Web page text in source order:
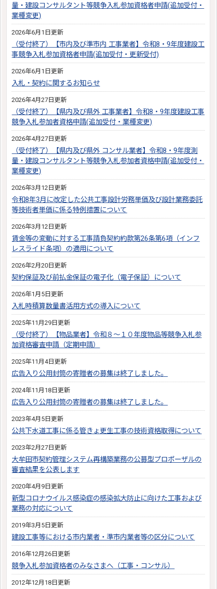
量・建設コンサルタント等競争入札参加資格者申請(追加受付・
業種変更)
2026年6月1日更新
（受付終了）【市内及び準市内 工事業者】令和8・9年度建設工
事競争入札参加資格者申請(追加受付・更新受付)
2026年6月1日更新
入札・契約に関するお知らせ
2026年4月27日更新
（受付終了）【県内及び県外 工事業者】令和8・9年度建設工事
競争入札参加者資格申請(追加受付・業種変更)
2026年4月27日更新
（受付終了）【県内及び県外 コンサル業者】令和8・9年度測
量・建設コンサルタント等競争入札参加者資格申請(追加受付・
業種変更)
2026年3月12日更新
令和8年3月に改定した公共工事設計労務単価及び設計業務委託
等技術者単価に係る特例措置について
2026年3月12日更新
賃金等の変動に対する工事請負契約約款第26条第6項（インフ
レスライド条項）の適用について
2026年2月20日更新
契約保証及び前払金保証の電子化（電子保証）について
2026年1月5日更新
入札時積算数量書活用方式の導入について
2025年11月29日更新
（受付終了）【物品業者】令和８～１０年度物品等競争入札参
加資格審査申請（定期申請）
2025年11月4日更新
広告入り公用封筒の寄贈者の募集は終了しました。
2024年11月18日更新
広告入り公用封筒の寄贈者の募集は終了しました。
2023年4月5日更新
公共下水道工事に係る管きょ更生工事の技術資格取得について
2023年2月27日更新
大牟田市契約管理システム再構築業務の公募型プロポーザルの
審査結果を公表します
2020年4月9日更新
新型コロナウイルス感染症の感染拡大防止に向けた工事および
業務の対応について
2019年3月5日更新
建設工事等における市内業者・準市内業者等の区分について
2016年12月26日更新
競争入札参加資格者のみなさまへ（工事・コンサル）
2012年12月18日更新